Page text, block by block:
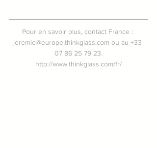
Pour en savoir plus, contact France :
jeremie@europe.thinkglass.com ou au +33
07 86 25 79 23.
http://www.thinkglass.com/fr/